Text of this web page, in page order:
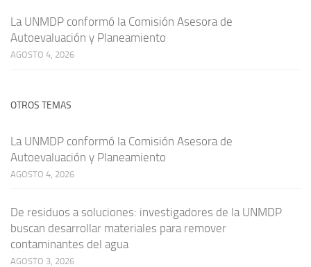
La UNMDP conformó la Comisión Asesora de
Autoevaluación y Planeamiento
AGOSTO 4, 2026
OTROS TEMAS
La UNMDP conformó la Comisión Asesora de
Autoevaluación y Planeamiento
AGOSTO 4, 2026
De residuos a soluciones: investigadores de la UNMDP
buscan desarrollar materiales para remover
contaminantes del agua
AGOSTO 3, 2026